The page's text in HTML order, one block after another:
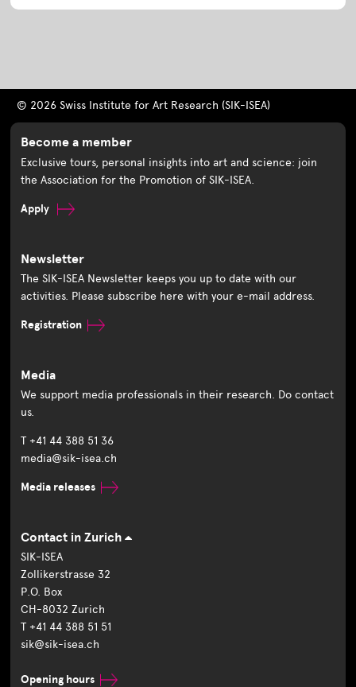
© 2026 Swiss Institute for Art Research (SIK-ISEA)
Become a member
Exclusive tours, personal insights into art and science: join
the Association for the Promotion of SIK-ISEA.
Apply
Newsletter
The SIK-ISEA Newsletter keeps you up to date with our
activities. Please subscribe here with your e-mail address.
Registration
Media
We support media professionals in their research. Do contact
us.
T +41 44 388 51 36
media@sik-isea.ch
Media releases
Contact in Zurich
SIK-ISEA
Zollikerstrasse 32
P.O. Box
CH-8032 Zurich
T +41 44 388 51 51
sik@sik-isea.ch
Opening hours